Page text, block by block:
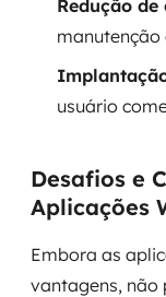
Redução de
usuário
Desafios e
Aplicações
Embora as
vantagens, não